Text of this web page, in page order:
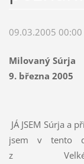
09.03.2005 00:00
Milovaný Súrja
9. března 2005
JÁ JSEM Súrja a
jsem v tento
z